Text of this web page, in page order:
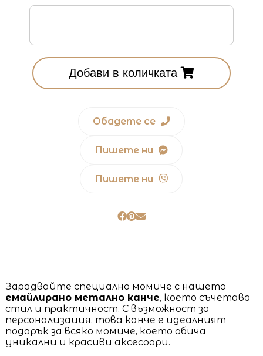
Добави в количката
Обадете се
Пишете ни
Пишете ни
Зарадвайте специално момиче с нашето
емайлирано метално канче, което съчетава
стил и практичност. С възможност за
персонализация, това канче е идеалният
подарък за всяко момиче, което обича
уникални и красиви аксесоари.